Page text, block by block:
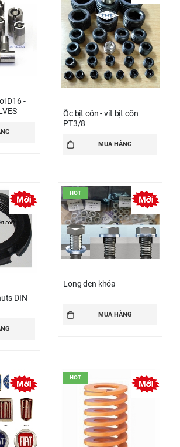
D16 -
Ốc bịt côn - vít bịt côn
PT3/8
MUA HÀNG
DIN
HOT
Long đen khóa
MUA HÀNG
HOT